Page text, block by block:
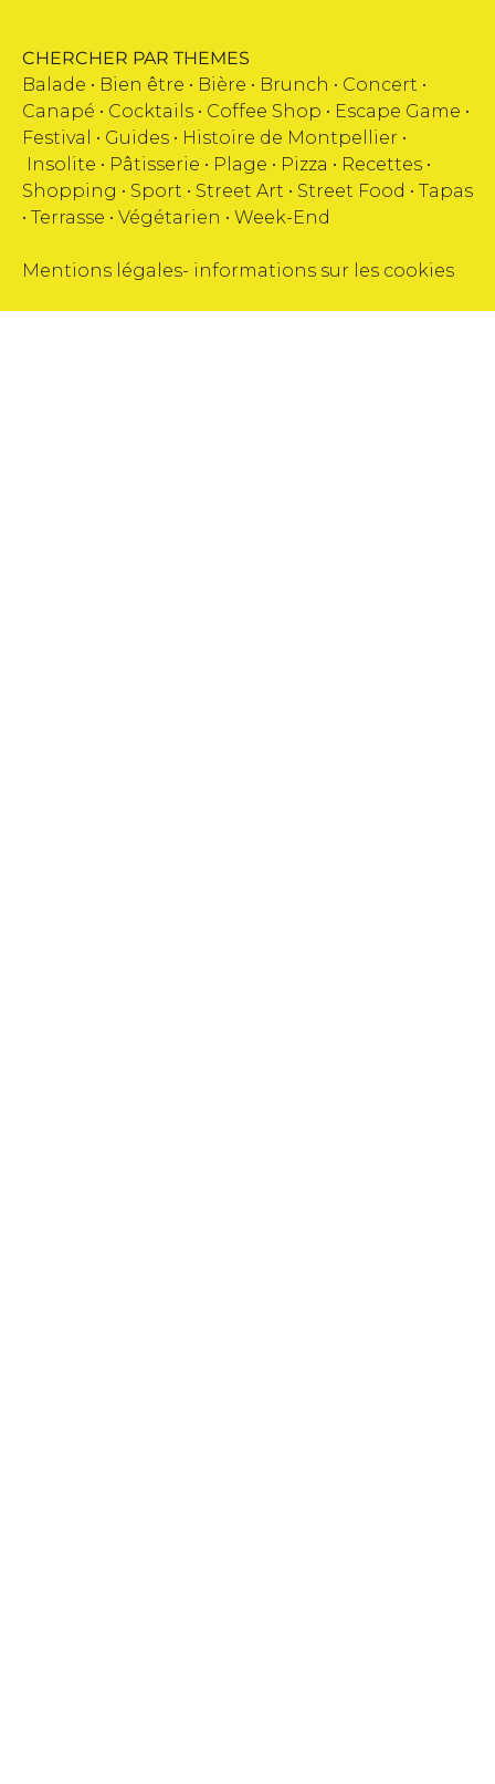
CHERCHER PAR THEMES
Balade • Bien être • Bière • Brunch • Concert •
Canapé • Cocktails • Coffee Shop • Escape Game •
Festival
• Guides • Histoire de Montpellier •
Insolite • Pâtisserie • Plage • Pizza • Recettes •
Shopping • Sport • Street Art • Street Food • Tapas
• Terrasse • Végétarien • Week-End
Mentions légales- informations sur les cookies